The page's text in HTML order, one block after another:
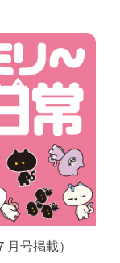
号掲載）